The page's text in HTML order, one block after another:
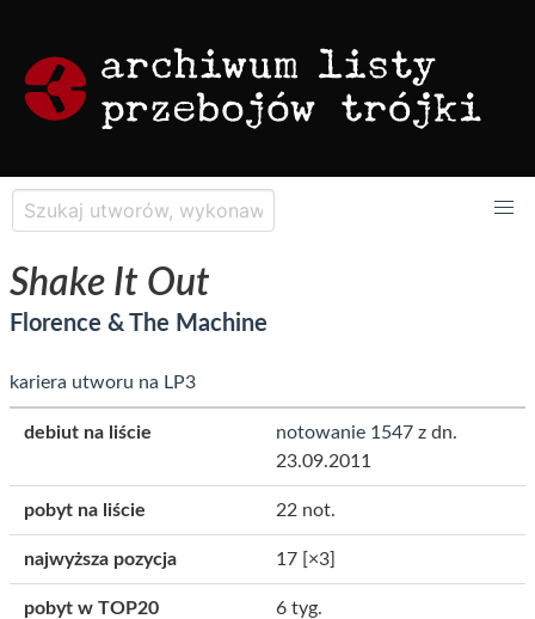
Shake It Out
Florence & The Machine
kariera utworu na LP3
debiut na liście notowanie 1547 z dn.
23.09.2011
pobyt na liście 22 not.
najwyższa pozycja 17 [×3]
pobyt w TOP20 6 tyg.